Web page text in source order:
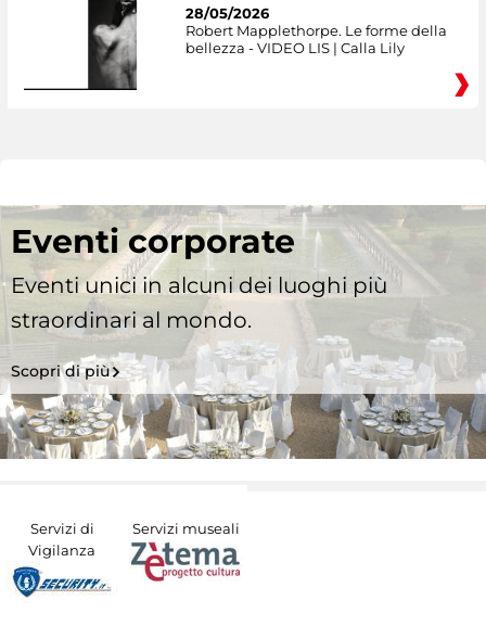
28/05/2026
Robert Mapplethorpe. Le forme della
bellezza - VIDEO LIS | Calla Lily
Eventi corporate
Eventi unici in alcuni dei luoghi più
straordinari al mondo.
Scopri di più
Servizi di
Vigilanza
Servizi museali